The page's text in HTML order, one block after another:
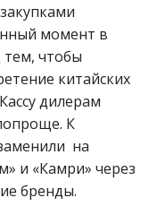
момент в
чтобы
китайских
дилерам
К
на
и «Камри» через
бренды.